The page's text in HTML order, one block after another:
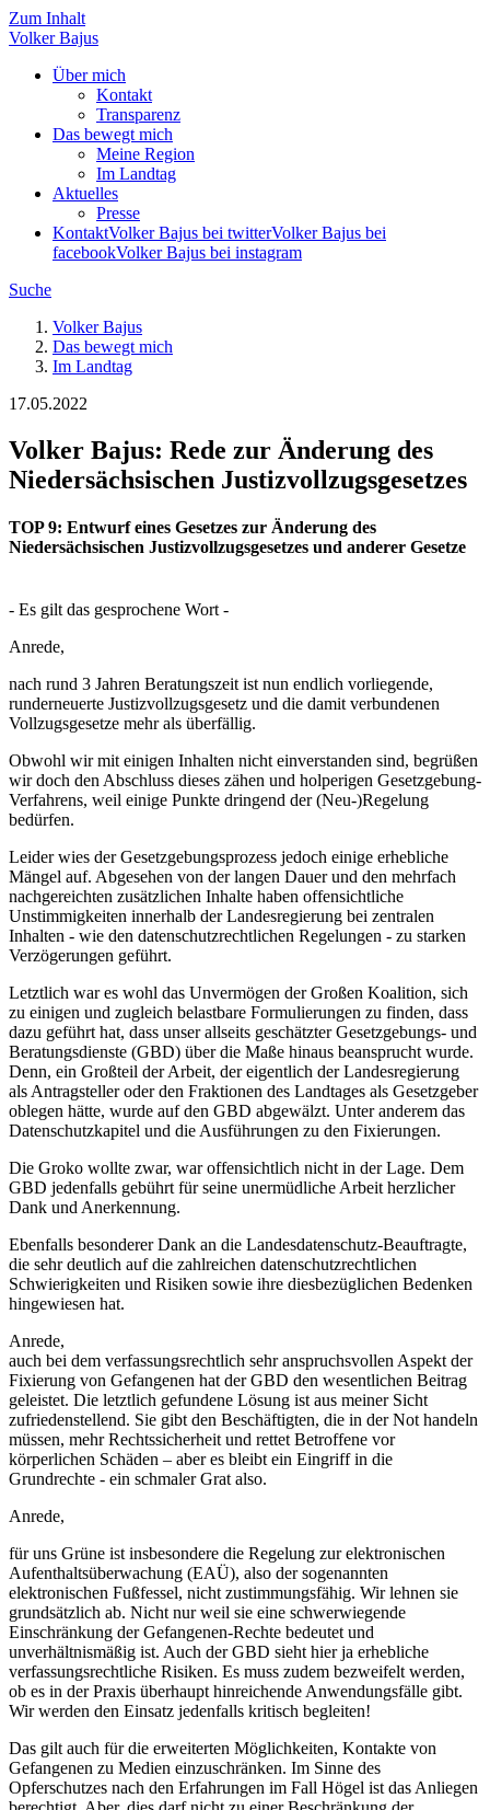
Zum Inhalt
VolkerBajus
Über mich
Kontakt
Transparenz
Das bewegt mich
Meine Region
Im Landtag
Aktuelles
Presse
KontaktVolker Bajus bei twitterVolker Bajus bei
facebookVolker Bajus bei instagram
Suche
Volker Bajus
Das bewegt mich
Im Landtag
17.05.2022
Volker Bajus: Rede zur Änderung des
Niedersächsischen Justizvollzugsgesetzes
TOP 9: Entwurf eines Gesetzes zur Änderung des
Niedersächsischen Justizvollzugsgesetzes und anderer Gesetze
- Es gilt das gesprochene Wort -
Anrede,
nach rund 3 Jahren Beratungszeit ist nun endlich vorliegende,
runderneuerte Justizvollzugsgesetz und die damit verbundenen
Vollzugsgesetze mehr als überfällig.
Obwohl wir mit einigen Inhalten nicht einverstanden sind, begrüßen
wir doch den Abschluss dieses zähen und holperigen Gesetzgebung-
Verfahrens, weil einige Punkte dringend der (Neu‑)Regelung
bedürfen.
Leider wies der Gesetzgebungsprozess jedoch einige erhebliche
Mängel auf. Abgesehen von der langen Dauer und den mehrfach
nachgereichten zusätzlichen Inhalte haben offensichtliche
Unstimmigkeiten innerhalb der Landesregierung bei zentralen
Inhalten - wie den datenschutzrechtlichen Regelungen - zu starken
Verzögerungen geführt.
Letztlich war es wohl das Unvermögen der Großen Koalition, sich
zu einigen und zugleich belastbare Formulierungen zu finden, dass
dazu geführt hat, dass unser allseits geschätzter Gesetzgebungs- und
Beratungsdienste (GBD) über die Maße hinaus beansprucht wurde.
Denn, ein Großteil der Arbeit, der eigentlich der Landesregierung
als Antragsteller oder den Fraktionen des Landtages als Gesetzgeber
oblegen hätte, wurde auf den GBD abgewälzt. Unter anderem das
Datenschutzkapitel und die Ausführungen zu den Fixierungen.
Die Groko wollte zwar, war offensichtlich nicht in der Lage. Dem
GBD jedenfalls gebührt für seine unermüdliche Arbeit herzlicher
Dank und Anerkennung.
Ebenfalls besonderer Dank an die Landesdatenschutz-Beauftragte,
die sehr deutlich auf die zahlreichen datenschutzrechtlichen
Schwierigkeiten und Risiken sowie ihre diesbezüglichen Bedenken
hingewiesen hat.
Anrede,
auch bei dem verfassungsrechtlich sehr anspruchsvollen Aspekt der
Fixierung von Gefangenen hat der GBD den wesentlichen Beitrag
geleistet. Die letztlich gefundene Lösung ist aus meiner Sicht
zufriedenstellend. Sie gibt den Beschäftigten, die in der Not handeln
müssen, mehr Rechtssicherheit und rettet Betroffene vor
körperlichen Schäden – aber es bleibt ein Eingriff in die
Grundrechte - ein schmaler Grat also.
Anrede,
für uns Grüne ist insbesondere die Regelung zur elektronischen
Aufenthaltsüberwachung (EAÜ), also der sogenannten
elektronischen Fußfessel, nicht zustimmungsfähig. Wir lehnen sie
grundsätzlich ab. Nicht nur weil sie eine schwerwiegende
Einschränkung der Gefangenen-Rechte bedeutet und
unverhältnismäßig ist. Auch der GBD sieht hier ja erhebliche
verfassungsrechtliche Risiken. Es muss zudem bezweifelt werden,
ob es in der Praxis überhaupt hinreichende Anwendungsfälle gibt.
Wir werden den Einsatz jedenfalls kritisch begleiten!
Das gilt auch für die erweiterten Möglichkeiten, Kontakte von
Gefangenen zu Medien einzuschränken. Im Sinne des
Opferschutzes nach den Erfahrungen im Fall Högel ist das Anliegen